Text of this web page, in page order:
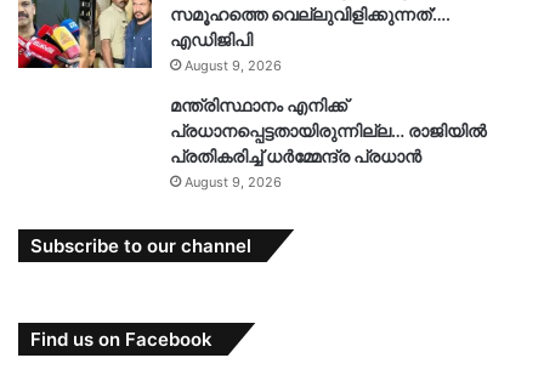
സമൂഹത്തെ വെല്ലുവിളിക്കുന്നത്’….
എഡിജിപി
August 9, 2026
മന്ത്രിസ്ഥാനം എനിക്ക്
പ്രധാനപ്പെട്ടതായിരുന്നില്ല… രാജിയിൽ
പ്രതികരിച്ച് ധർമ്മേന്ദ്ര പ്രധാൻ
August 9, 2026
Subscribe to our channel
Find us on Facebook